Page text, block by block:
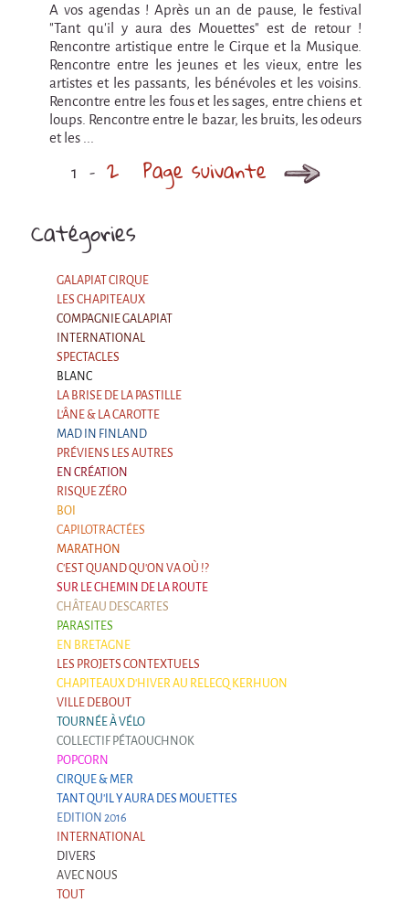
Catégories
GALAPIAT CIRQUE
LES CHAPITEAUX
COMPAGNIE GALAPIAT
INTERNATIONAL
SPECTACLES
BLANC
LA BRISE DE LA PASTILLE
L'ÂNE & LA CAROTTE
MAD IN FINLAND
PRÉVIENS LES AUTRES
EN CRÉATION
RISQUE ZÉRO
BOI
CAPILOTRACTÉES
MARATHON
C'EST QUAND QU'ON VA OÙ !?
SUR LE CHEMIN DE LA ROUTE
CHÂTEAU DESCARTES
PARASITES
EN BRETAGNE
LES PROJETS CONTEXTUELS
CHAPITEAUX D'HIVER AU RELECQ KERHUON
VILLE DEBOUT
TOURNÉE À VÉLO
COLLECTIF PÉTAOUCHNOK
POPCORN
CIRQUE & MER
TANT QU'IL Y AURA DES MOUETTES
EDITION 2016
INTERNATIONAL
DIVERS
AVEC NOUS
TOUT
A vos agendas ! Après un an de pause, le festival
"Tant qu'il y aura des Mouettes" est de retour !
Rencontre artistique entre le Cirque et la Musique.
Rencontre entre les jeunes et les vieux, entre les
artistes et les passants, les bénévoles et les voisins.
Rencontre entre les fous et les sages, entre chiens et
loups. Rencontre entre le bazar, les bruits, les odeurs
et les ...
1 2 Page suivante